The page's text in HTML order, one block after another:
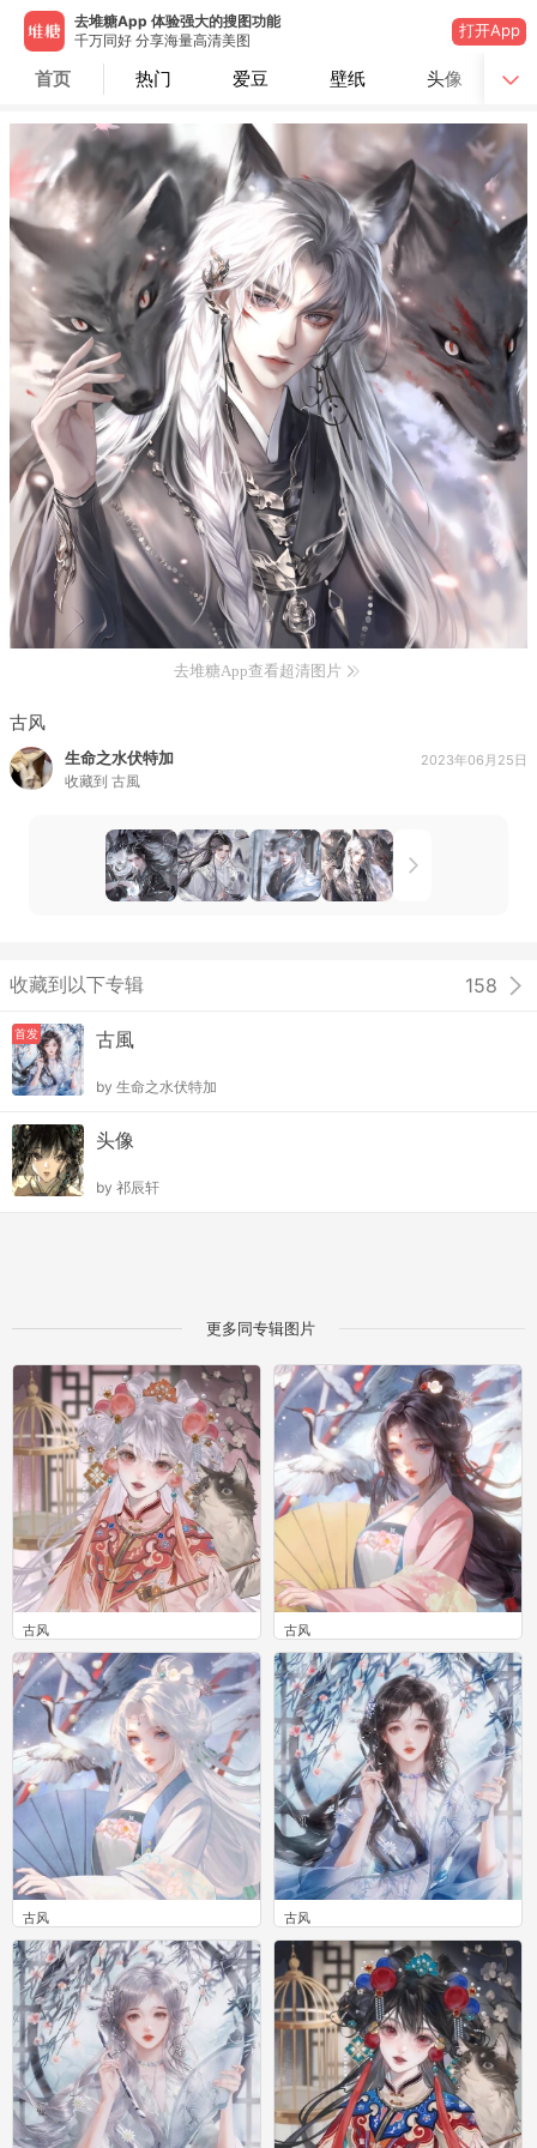
去堆糖App 体验强大的搜图功能
千万同好 分享海量高清美图
打开App
首页 热门 爱豆 壁纸 头像
去堆糖App查看超清图片
古风
生命之水伏特加
收藏到 古風
2023年06月25日
收藏到以下专辑 158
首发 古風
by 生命之水伏特加
头像
by 祁辰轩
更多同专辑图片
古风
0
古风
0
古风
0
古风
0